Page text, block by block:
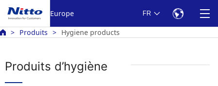
Europe FR
Produits Hygiene products
Produits d’hygiène